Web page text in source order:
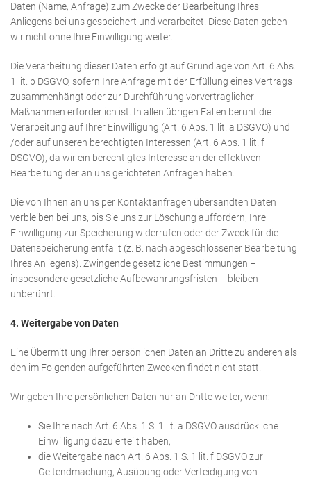
Daten (Name, Anfrage) zum Zwecke der Bearbeitung Ihres
Anliegens bei uns gespeichert und verarbeitet. Diese Daten geben
wir nicht ohne Ihre Einwilligung weiter.
Die Verarbeitung dieser Daten erfolgt auf Grundlage von Art. 6 Abs.
1 lit. b DSGVO, sofern Ihre Anfrage mit der Erfüllung eines Vertrags
zusammenhängt oder zur Durchführung vorvertraglicher
Maßnahmen erforderlich ist. In allen übrigen Fällen beruht die
Verarbeitung auf Ihrer Einwilligung (Art. 6 Abs. 1 lit. a DSGVO) und
/oder auf unseren berechtigten Interessen (Art. 6 Abs. 1 lit. f
DSGVO), da wir ein berechtigtes Interesse an der effektiven
Bearbeitung der an uns gerichteten Anfragen haben.
Die von Ihnen an uns per Kontaktanfragen übersandten Daten
verbleiben bei uns, bis Sie uns zur Löschung auffordern, Ihre
Einwilligung zur Speicherung widerrufen oder der Zweck für die
Datenspeicherung entfällt (z. B. nach abgeschlossener Bearbeitung
Ihres Anliegens). Zwingende gesetzliche Bestimmungen –
insbesondere gesetzliche Aufbewahrungsfristen – bleiben
unberührt.
4. Weitergabe von Daten
Eine Übermittlung Ihrer persönlichen Daten an Dritte zu anderen als
den im Folgenden aufgeführten Zwecken findet nicht statt.
Wir geben Ihre persönlichen Daten nur an Dritte weiter, wenn:
Sie Ihre nach Art. 6 Abs. 1 S. 1 lit. a DSGVO ausdrückliche
Einwilligung dazu erteilt haben,
die Weitergabe nach Art. 6 Abs. 1 S. 1 lit. f DSGVO zur
Geltendmachung, Ausübung oder Verteidigung von